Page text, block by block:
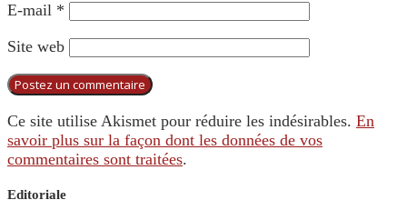
E-mail *
Site web
Ce site utilise Akismet pour réduire les indésirables. En
savoir plus sur la façon dont les données de vos
commentaires sont traitées.
Editoriale